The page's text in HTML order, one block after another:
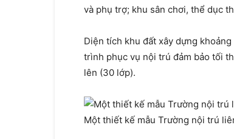
và phụ trợ; khu sân chơi, thể dục
Diện tích khu đất xây dựng
trình phục vụ nội trú đảm bảo tối
lên (30 lớp).
Một thiết kế mẫu Trường nội trú